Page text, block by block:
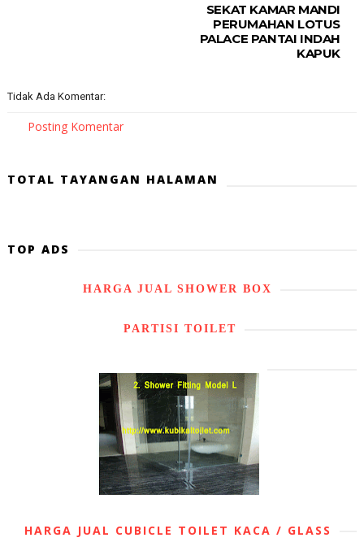
SEKAT KAMAR MANDI
PERUMAHAN LOTUS
PALACE PANTAI INDAH
KAPUK
Tidak Ada Komentar:
Posting Komentar
TOTAL TAYANGAN HALAMAN
TOP ADS
HARGA JUAL SHOWER BOX
PARTISI TOILET
HARGA JUAL CUBICLE TOILET KACA / GLASS